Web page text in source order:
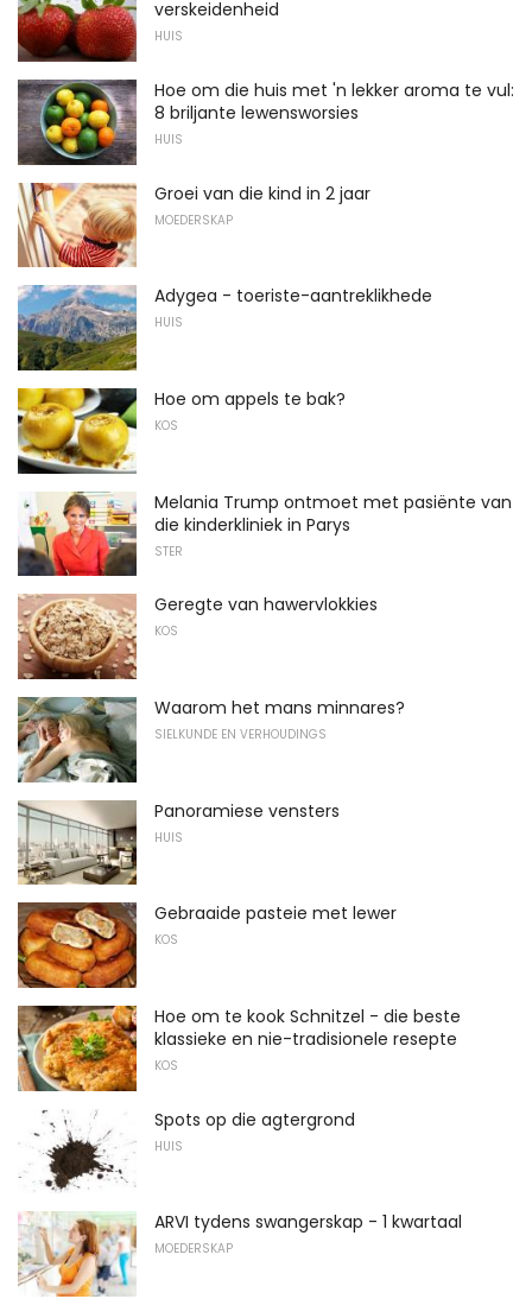
verskeidenheid
HUIS
Hoe om die huis met 'n lekker aroma te vul:
8 briljante lewensworsies
HUIS
Groei van die kind in 2 jaar
MOEDERSKAP
Adygea - toeriste-aantreklikhede
HUIS
Hoe om appels te bak?
KOS
Melania Trump ontmoet met pasiënte van
die kinderkliniek in Parys
STER
Geregte van hawervlokkies
KOS
Waarom het mans minnares?
SIELKUNDE EN VERHOUDINGS
Panoramiese vensters
HUIS
Gebraaide pasteie met lewer
KOS
Hoe om te kook Schnitzel - die beste
klassieke en nie-tradisionele resepte
KOS
Spots op die agtergrond
HUIS
ARVI tydens swangerskap - 1 kwartaal
MOEDERSKAP